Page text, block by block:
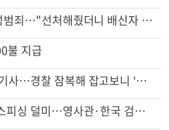
한인 남성, 처형 상대로 성범죄…"선처해줬더니 배신자 취급"
불 지급
신호위반 후 달아난 배달기사…경찰 잠복해 잡고보니 ‘반전’
한인 노린 860만불 보이스피싱 덜미…영사관·한국 검찰 사칭